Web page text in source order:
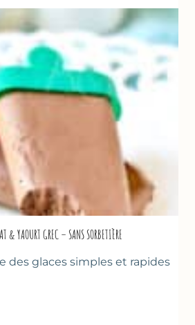
& YAOURT GREC – SANS SORBETIÈRE
des glaces simples et rapides